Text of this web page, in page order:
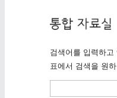
검색어를 입력하고
표에서 검색을 원